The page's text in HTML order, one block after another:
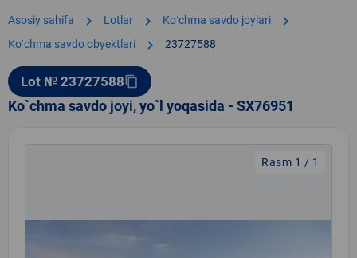
Asosiy sahifa chevron_right Lotlar chevron_right Koʻchma savdo joylari chevron_right
Koʻchma savdo obyektlari chevron_right 23727588
Lot № 23727588content_copy
Ko`chma savdo joyi, yo`l yoqasida - SX76951
Rasm 1 / 1